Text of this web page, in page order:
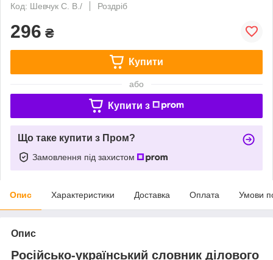
Код: Шевчук С. В./
Роздріб
296 ₴
Купити
або
Купити з
Що таке купити з Пром?
Замовлення під захистом
Опис Характеристики Доставка Оплата Умови
Опис
Російсько-український словник ділового